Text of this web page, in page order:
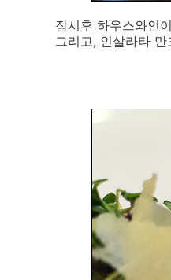
잠시후 하우스와인
그리고, 인살라타